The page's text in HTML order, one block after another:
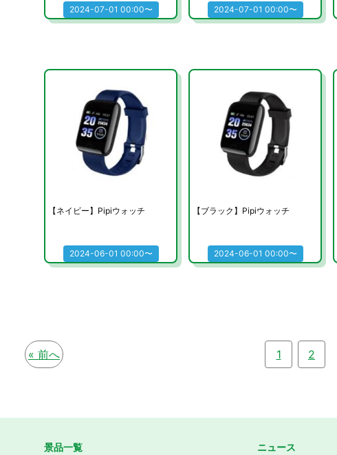
2024-07-01 00:00〜
2024-07-01 00:00〜
【ネイビー】Pipiウォッチ
2024-06-01 00:00〜
【ブラック】Pipiウォッチ
2024-06-01 00:00〜
« 前へ 1 2
景品一覧 ニュース